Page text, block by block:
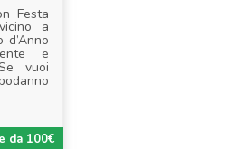
Festa
a
d’Anno
e
vuoi
da 100€